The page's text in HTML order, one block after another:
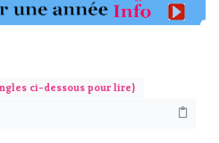
ci-dessous pour lire)